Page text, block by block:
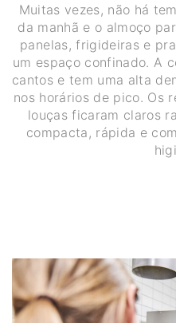
Muitas vezes, não há
da manhã e o almoço
panelas, frigideiras e
um espaço confinado. A
cantos e tem uma alta
nos horários de pico. Os
louças ficaram claros
compacta, rápida e